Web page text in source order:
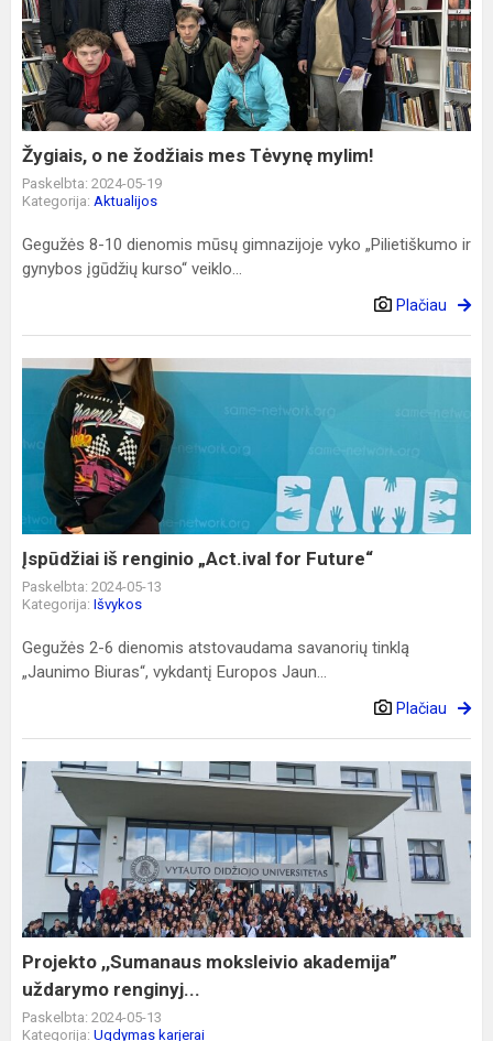
ne
žodžiais
mes
Tėvynę
mylim!
Žygiais, o ne žodžiais mes Tėvynę mylim!
Paskelbta: 2024-05-19
Kategorija: Aktualijos
Gegužės 8-10 dienomis mūsų gimnazijoje vyko „Pilietiškumo ir
gynybos įgūdžių kurso“ veiklo...
Plačiau
Įspūdžiai
renginio
„Act.ival
for
Future“
Įspūdžiai iš renginio „Act.ival for Future“
Paskelbta: 2024-05-13
Kategorija: Išvykos
Gegužės 2-6 dienomis atstovaudama savanorių tinklą
„Jaunimo Biuras“, vykdantį Europos Jaun...
Plačiau
Projekto
,,Sumanaus
moksleivio
akademija”
uždarymo
renginyj...
Projekto ,,Sumanaus moksleivio akademija”
uždarymo renginyj...
Paskelbta: 2024-05-13
Kategorija: Ugdymas karjerai